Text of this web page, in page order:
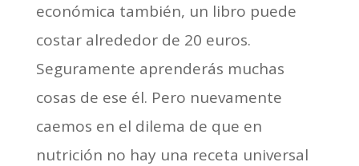
económica también, un libro puede
costar alrededor de 20 euros.
Seguramente aprenderás muchas
cosas de ese él. Pero nuevamente
caemos en el dilema de que en
nutrición no hay una receta universal